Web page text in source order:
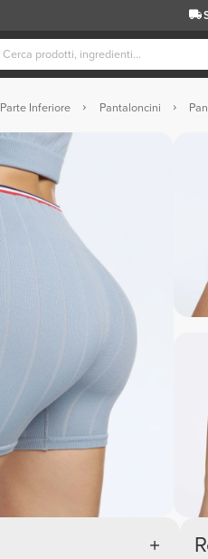
Parte Inferiore Pantaloncini